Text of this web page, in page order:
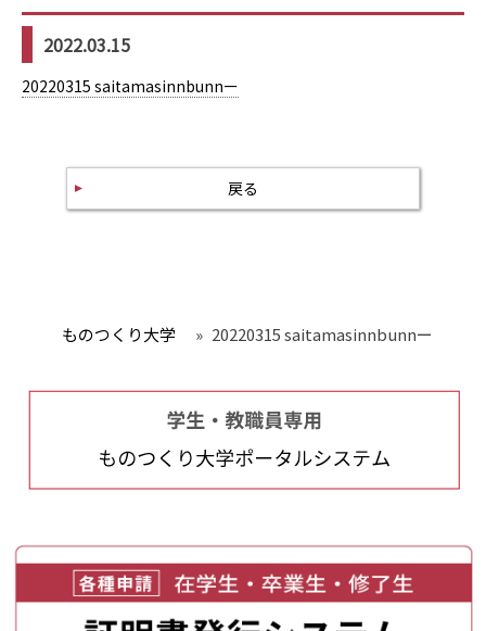
2022.03.15
20220315 saitamasinnbunnー
戻る
ものつくり大学 » 20220315 saitamasinnbunnー